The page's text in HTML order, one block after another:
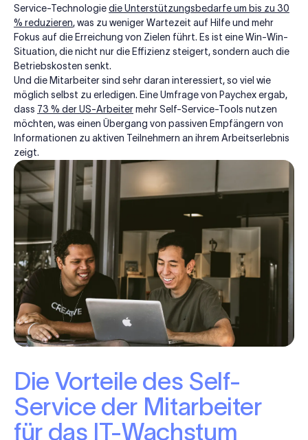
Service-Technologiedie Unterstützungsbedarfe um bis zu 30
% reduzieren, was zu weniger Wartezeit auf Hilfe und mehr
Fokus auf die Erreichung von Zielen führt. Es ist eine Win-Win-
Situation, die nicht nur die Effizienz steigert, sondern auch die
Betriebskosten senkt.
Und die Mitarbeiter sind sehr daran interessiert, so viel wie
möglich selbst zu erledigen. Eine Umfrage von Paychex ergab,
dass 73 % der US-Arbeitermehr Self-Service-Tools nutzen
möchten, was einen Übergang von passiven Empfängern von
Informationen zu aktiven Teilnehmern an ihrem Arbeitserlebnis
zeigt.
Die Vorteile des Self-
Service der Mitarbeiter
für das IT-Wachstum